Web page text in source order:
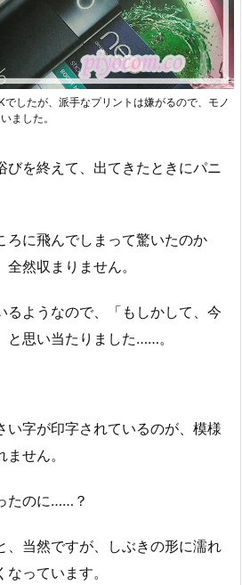
したが、派手なプリントは嫌がるので、モノ
ました。
びを終えて、出てきたときにパニ
ろに飛んでしまって驚いたのか
然収まりません。
るようなので、「もしかして、今
と思い当たりました……。
い字が印字されているのが、模様
せん。
たのに……？
、当然ですが、しぶきの形に濡れ
っています。